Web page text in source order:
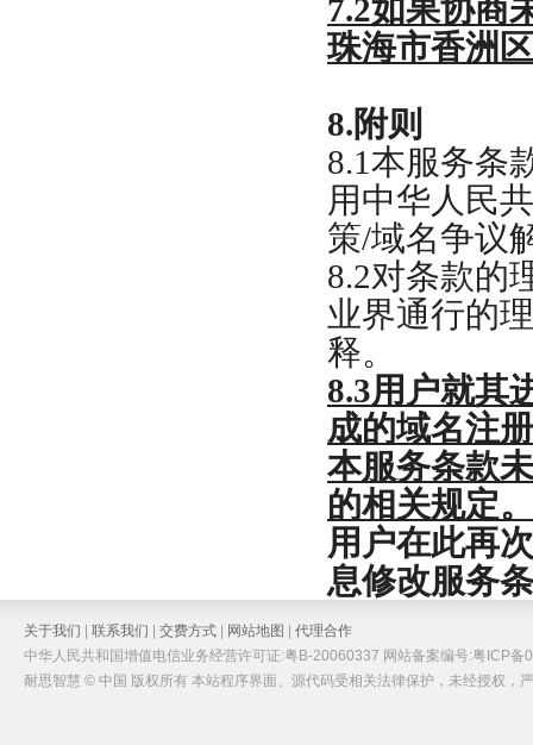
7.2如果协商
珠海市香洲
8.附则
8.1本服务条
用中华人民
策/域名争议
8.2对条款的
业界通行的
释。
8.3用户就其
成的域名注
本服务条款
的相关规定。
用户在此再
息修改服务
关于我们 联系我们 交费方式 网站地图
代理合作
中华人民共和国增值电信业务经营许可证:粤B-20060337 网站备案编号:粤ICP备
耐思智慧 © 中国 版权所有 本站程序界面、源代码受相关法律保护，未经授权，